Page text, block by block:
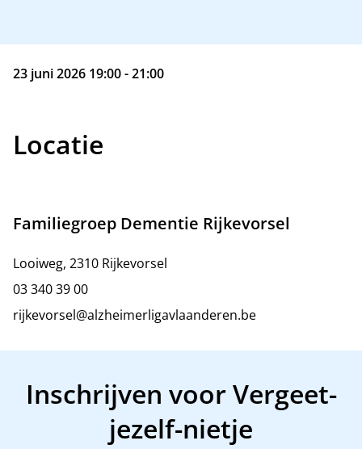
23 juni 2026 19:00 - 21:00
Locatie
Familiegroep Dementie Rijkevorsel
Looiweg, 2310 Rijkevorsel
03 340 39 00
rijkevorsel@alzheimerligavlaanderen.be
Inschrijven voor Vergeet-
jezelf-nietje